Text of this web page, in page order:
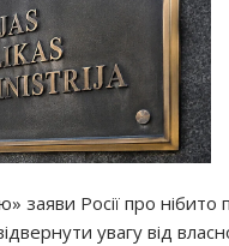
заяви Росії про
увагу від